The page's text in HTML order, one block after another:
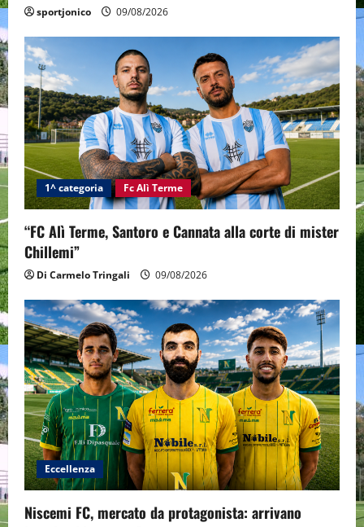
sportjonico 09/08/2026
1^ categoria Fc Alì Terme
“FC Alì Terme, Santoro e Cannata alla corte di mister
Chillemi”
Di Carmelo Tringali 09/08/2026
Eccellenza
Niscemi FC, mercato da protagonista: arrivano